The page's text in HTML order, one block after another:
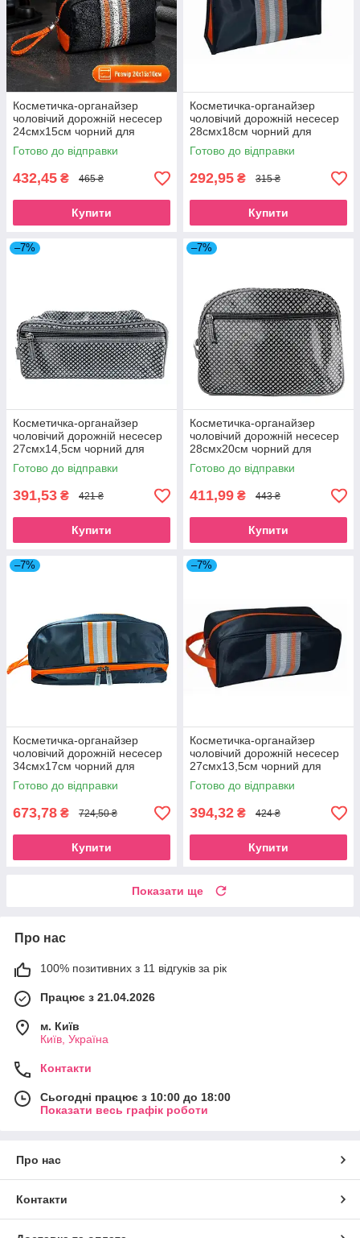
Косметичка-органайзер
чоловічий дорожній несесер
24смх15см чорний для
туалетного приладдя Beauty
Luxury
Готово до відправки
432,45 ₴ 465 ₴
Купити
Косметичка-органайзер
чоловічий дорожній несесер
28смх18см чорний для
туалетного приладдя Beauty
Luxury
Готово до відправки
292,95 ₴ 315 ₴
Купити
–7%
Косметичка-органайзер
чоловічий дорожній несесер
27смх14,5см чорний для
туалетного приладдя Beauty
Luxury
Готово до відправки
391,53 ₴ 421 ₴
Купити
–7%
Косметичка-органайзер
чоловічий дорожній несесер
28смх20см чорний для
туалетного приладдя Beauty
Luxury
Готово до відправки
411,99 ₴ 443 ₴
Купити
–7%
Косметичка-органайзер
чоловічий дорожній несесер
34смх17см чорний для
туалетного приладдя Beauty
Luxury
Готово до відправки
673,78 ₴ 724,50 ₴
Купити
–7%
Косметичка-органайзер
чоловічий дорожній несесер
27смх13,5см чорний для
туалетного приладдя Beauty
LuxuryMB-8006
Готово до відправки
394,32 ₴ 424 ₴
Купити
Показати ще
Про нас
100% позитивних з 11 відгуків за рік
Працює з 21.04.2026
м. Київ
Київ, Україна
Контакти
Сьогодні працює з 10:00 до 18:00
Показати весь графік роботи
Про нас
Контакти